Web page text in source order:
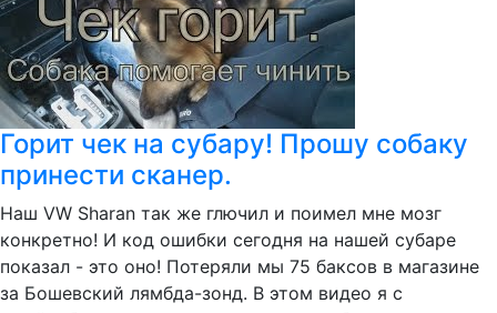
Горит чек на субару! Прошу собаку
принести сканер.
Наш VW Sharan так же глючил и поимел мне мозг
конкретно! И код ошибки сегодня на нашей субаре
показал - это оно! Потеряли мы 75 баксов в магазине
за Бошевский лямбда-зонд. В этом видео я с